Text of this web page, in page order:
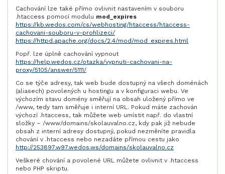
Cachování lze také přímo ovlivnit nastavením v souboru
.htaccess pomocí modulu mod_expires
https://kb.wedos.com/cs/webhosting/htaccess/htaccess-
cachovani-souboru-v-prohlizeci/
https://httpd.apache.org/docs/2.4/mod/mod_expires.html
Popř. lze úplně cachování vypnout
https://help.wedos.cz/otazka/vypnuti-cachovani-na-
proxy/5105/answer/5111/
Co se týče adresy, tak web bude dostupný na všech doménách
(aliasech) povolených u hostingu a v konfiguraci webu. Ve
výchozím stavu domény směřují na obsah uložený přímo ve
/www, tedy tam směřuje i interní URL. Pokud máte zachován
výchozí .htaccess, tak můžete web umístit např. do vlastní
složky – /www/domains/skolauvalno.cz, kdy pak již nebude
obsah z interní adresy dostupný, pokud nezměníte pravidla
chování v .htaccess nebo nezadáte přímou cestu jako
http://253897.w97.wedos.ws/domains/skolauvalno.cz
Veškeré chování a povolené URL můžete ovlivnit v .htaccess
nebo PHP skriptu.